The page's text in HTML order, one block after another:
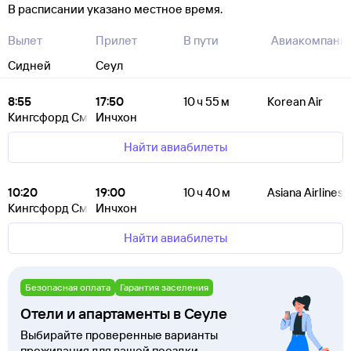
В расписании указано местное время.
Вылет
Сидней
Прилет
Сеул
В пути
8:55
Кингсфорд Смит
17:50
Инчхон
10 ч 55 м Korean Air
Найти авиабилеты
10:20
Кингсфорд Смит
19:00
Инчхон
10 ч 40 м Asiana Airlines
Найти авиабилеты
Безопасная оплата Гарантия заселения
Отели и апартаменты в Сеуле
Выбирайте проверенные варианты